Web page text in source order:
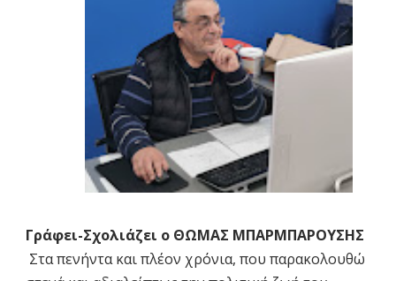
Γράφει-Σχολιάζει ο ΘΩΜΑΣ ΜΠΑΡΜΠΑΡΟΥΣΗΣ
Στα πενήντα και πλέον χρόνια, που παρακολουθώ